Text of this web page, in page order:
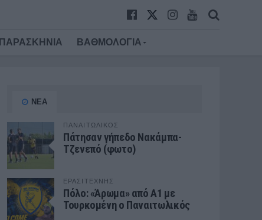
ΠΑΡΑΣΚΗΝΙΑ ΒΑΘΜΟΛΟΓΙΑ
ΝΕΑ
ΠΑΝΑΙΤΩΛΙΚΟΣ
Πάτησαν γήπεδο Νακάμπα-
Τζενεπό (φωτο)
ΕΡΑΣΙΤΕΧΝΗΣ
Πόλο: «Άρωμα» από Α1 με
Τουρκομένη ο Παναιτωλικός